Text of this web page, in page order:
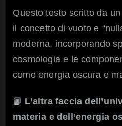
Questo testo scritto da
il concetto di vuoto e
moderna, incorporando
cosmologia e le
come energia oscura e
📙 L’altra faccia
materia e dell’energia